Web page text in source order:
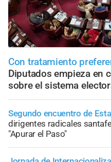
Con tratamiento
Diputados empieza en
sobre el sistema
Segundo encuentro de
dirigentes radicales
"Apurar el Paso"